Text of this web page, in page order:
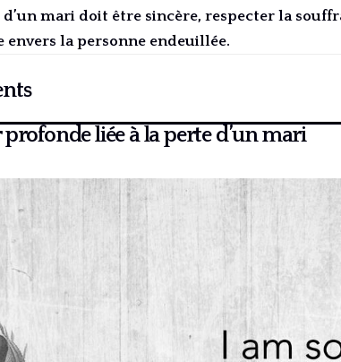
mari doit être sincère, respecter la
envers la personne endeuillée.
liée à la perte d’un mari